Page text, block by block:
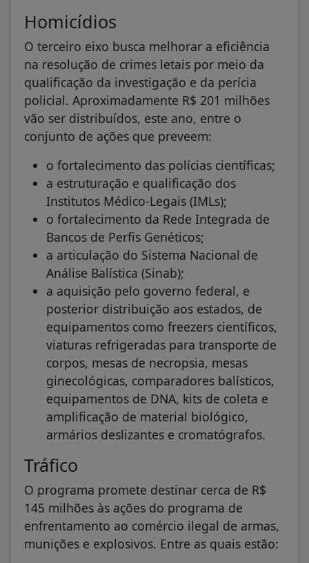
Homicídios
O terceiro eixo busca melhorar a eficiência
na resolução de crimes letais por meio da
qualificação da investigação e da perícia
policial. Aproximadamente R$ 201 milhões
vão ser distribuídos, este ano, entre o
conjunto de ações que preveem:
o fortalecimento das polícias científicas;
a estruturação e qualificação dos
Institutos Médico-Legais (IMLs);
o fortalecimento da Rede Integrada de
Bancos de Perfis Genéticos;
a articulação do Sistema Nacional de
Análise Balística (Sinab);
a aquisição pelo governo federal, e
posterior distribuição aos estados, de
equipamentos como freezers científicos,
viaturas refrigeradas para transporte de
corpos, mesas de necropsia, mesas
ginecológicas, comparadores balísticos,
equipamentos de DNA, kits de coleta e
amplificação de material biológico,
armários deslizantes e cromatógrafos.
Tráfico
O programa promete destinar cerca de R$
145 milhões às ações do programa de
enfrentamento ao comércio ilegal de armas,
munições e explosivos. Entre as quais estão: